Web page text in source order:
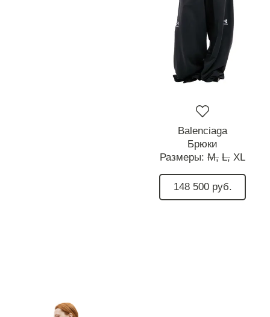
Balenciaga
Брюки
Размеры: M, L, XL
148 500 руб.